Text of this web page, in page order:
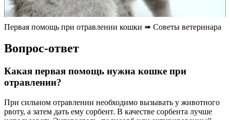
Первая помощь при отравлении кошки ➠ Советы ветеринара
Вопрос-ответ
Какая первая помощь нужна кошке при
отравлении?
При сильном отравлении необходимо вызывать у животного
рвоту, а затем дать ему сорбент. В качестве сорбента лучше